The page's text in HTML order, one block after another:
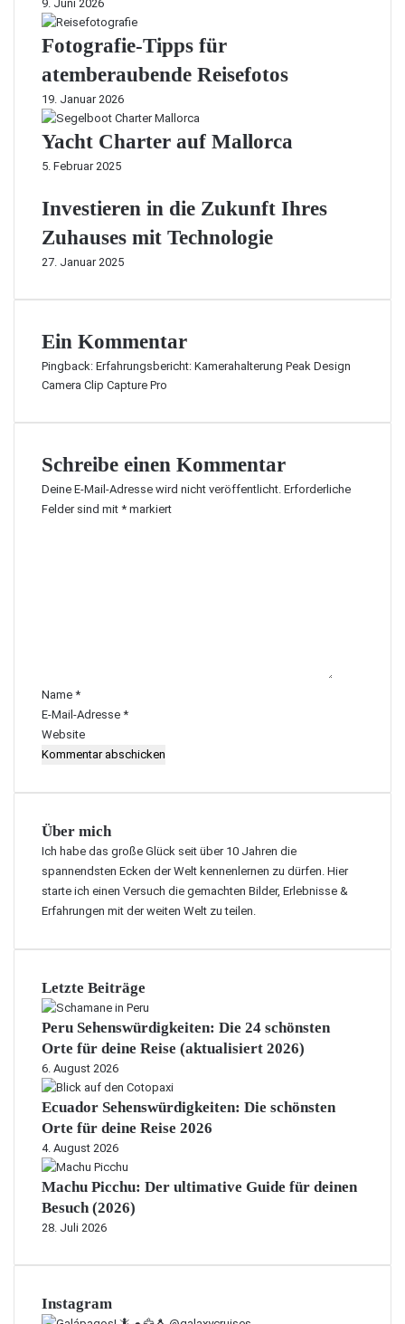
9. Juni 2026
Fotografie-Tipps für
atemberaubende Reisefotos
19. Januar 2026
Yacht Charter auf Mallorca
5. Februar 2025
Investieren in die Zukunft Ihres
Zuhauses mit Technologie
27. Januar 2025
Ein Kommentar
Pingback: Erfahrungsbericht: Kamerahalterung Peak Design
Camera Clip Capture Pro
Schreibe einen Kommentar
Deine E-Mail-Adresse wird nicht veröffentlicht. Erforderliche
Felder sind mit * markiert
r
*
Name *
E-Mail-Adresse *
Website
Über mich
Ich habe das große Glück seit über 10 Jahren die
spannendsten Ecken der Welt kennenlernen zu dürfen. Hier
starte ich einen Versuch die gemachten Bilder, Erlebnisse &
Erfahrungen mit der weiten Welt zu teilen.
Letzte Beiträge
Peru Sehenswürdigkeiten: Die 24 schönsten
Orte für deine Reise (aktualisiert 2026)
6. August 2026
Ecuador Sehenswürdigkeiten: Die schönsten
Orte für deine Reise 2026
4. August 2026
Machu Picchu: Der ultimative Guide für deinen
Besuch (2026)
28. Juli 2026
Instagram